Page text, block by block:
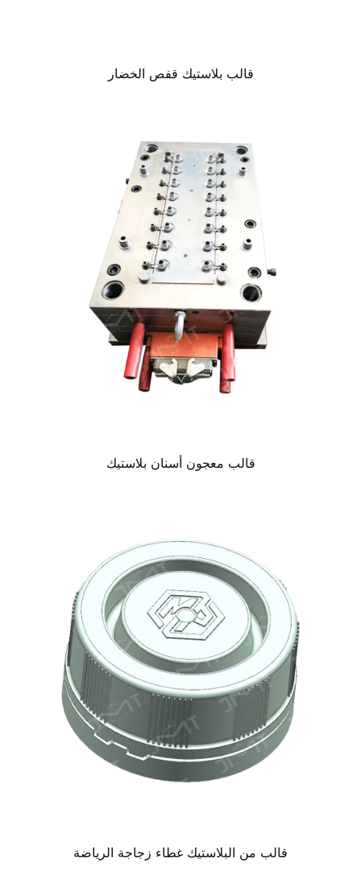
قالب بلاستيك قفص الخضار
قالب معجون أسنان بلاستيك
قالب من البلاستيك غطاء زجاجة الرياضة